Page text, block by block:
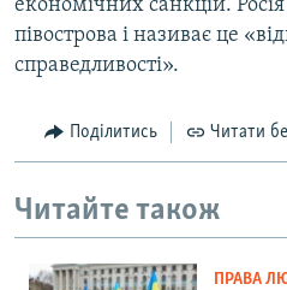
економічних санкцій.
півострова і називає це
справедливості».
Поділитись Читати
Читайте також
ПРАВА